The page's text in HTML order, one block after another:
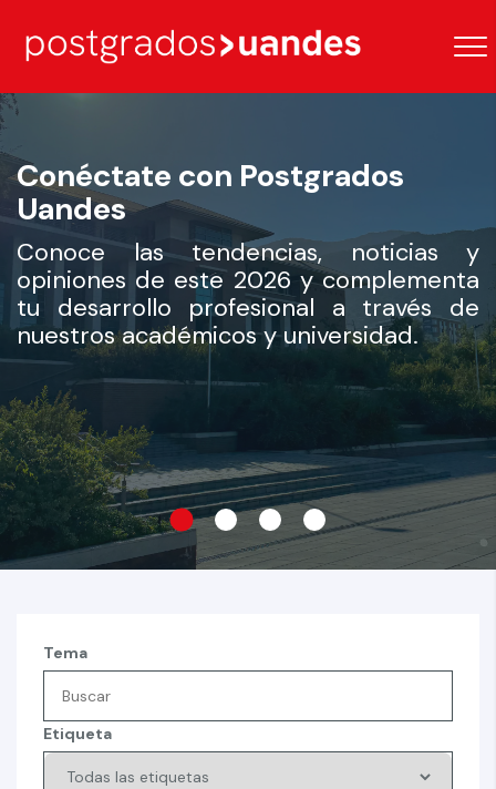
Conéctate con Postgrados
Uandes
Conoce las tendencias, noticias y
opiniones de este 2026 y complementa
tu desarrollo profesional a través de
nuestros académicos y universidad.
Tema
Etiqueta